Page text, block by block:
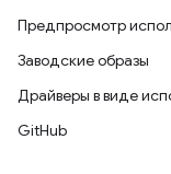
Предпросмотр
Заводские образы
Драйверы в виде
GitHub